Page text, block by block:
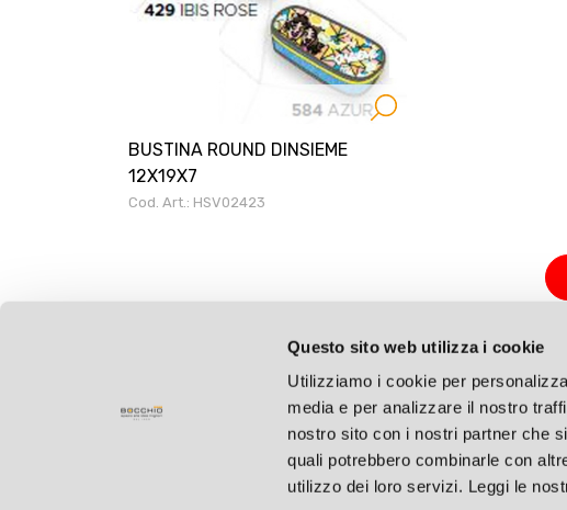
Questo sito web utilizza i cookie
Utilizziamo i cookie per
media e per analizzare il nostro
nostro sito con i nostri partner che
quali potrebbero combinarle con
utilizzo dei loro servizi. Leggi le
BUSTINA ROUND DINSIEME
12X19X7
Cod. Art.: HSV02423